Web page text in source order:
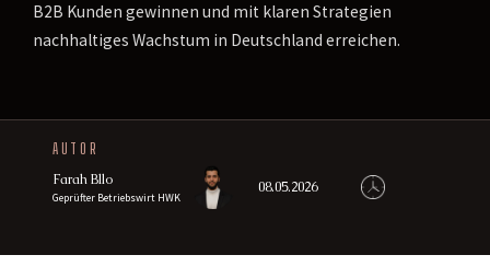
B2B Kunden gewinnen und mit klaren Strategien
nachhaltiges Wachstum in Deutschland erreichen.
AUTOR
Farah Bllo
Geprüfter Betriebswirt HWK
08.05.2026